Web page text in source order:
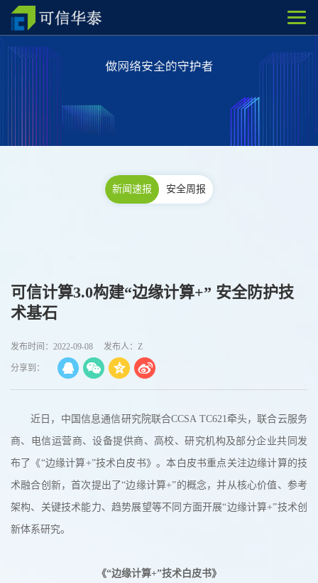
新闻速报 安全周报
可信计算3.0构建“边缘计算+” 安全防护技
术基石
发布时间：2022-09-08 发布人：Z
分享到：
近日，中国信息通信研究院联合CCSA TC621牵头，联合云服务
商、电信运营商、设备提供商、高校、研究机构及部分企业共同发
布了《“边缘计算+”技术白皮书》。本白皮书重点关注边缘计算的技
术融合创新，首次提出了“边缘计算+”的概念，并从核心价值、参考
架构、关键技术能力、趋势展望等不同方面开展“边缘计算+”技术创
新体系研究。
《“边缘计算+”技术白皮书》